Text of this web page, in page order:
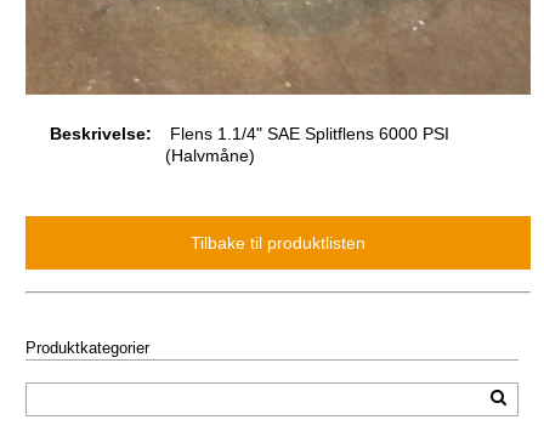
Beskrivelse:
Flens 1.1/4" SAE Splitflens 6000 PSI
(Halvmåne)
Produktkategorier